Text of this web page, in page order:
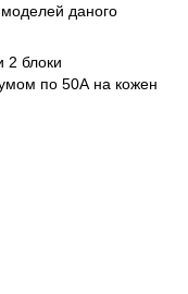
моделей даного
2 блоки
по 50А на кожен